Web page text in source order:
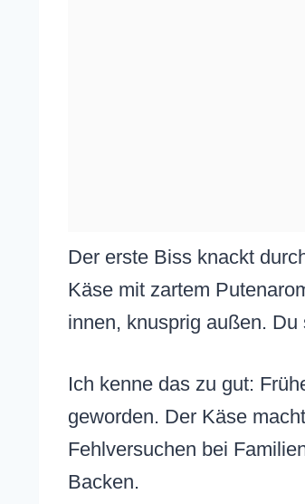
Der erste Biss knackt
Käse mit zartem
innen, knusprig außen.
Ich kenne das zu gut:
geworden. Der Käse
Fehlversuchen bei
Backen.